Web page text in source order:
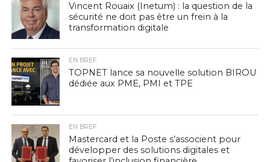
Vincent Rouaix (Inetum) : la question de la
sécurité ne doit pas être un frein à la
transformation digitale
EN BREF
TOPNET lance sa nouvelle solution BIROU
dédiée aux PME, PMI et TPE
EN BREF
Mastercard et la Poste s’associent pour
développer des solutions digitales et